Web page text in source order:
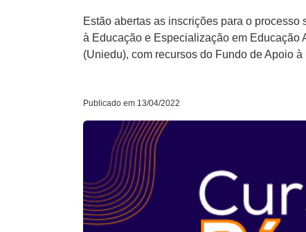
Estão abertas as inscrições para o
à Educação e Especialização em Educação
(Uniedu), com recursos do Fundo de Apoio
Publicado em 13/04/2022